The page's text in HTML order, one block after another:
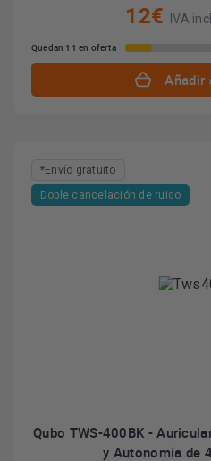
12€ IVA
Quedan 11 en oferta
Añadir
*Envío gratuito
Doble cancelación de ruido
Qubo TWS-400BK -
y Autonomía de